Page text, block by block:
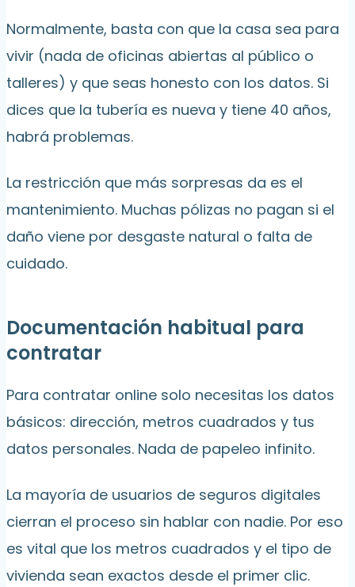
Normalmente, basta con que la casa sea para
vivir (nada de oficinas abiertas al público o
talleres) y que seas honesto con los datos. Si
dices que la tubería es nueva y tiene 40 años,
habrá problemas.
La restricción que más sorpresas da es el
mantenimiento. Muchas pólizas no pagan si el
daño viene por desgaste natural o falta de
cuidado.
Documentación habitual para
contratar
Para contratar online solo necesitas los datos
básicos: dirección, metros cuadrados y tus
datos personales. Nada de papeleo infinito.
La mayoría de usuarios de seguros digitales
cierran el proceso sin hablar con nadie. Por eso
es vital que los metros cuadrados y el tipo de
vivienda sean exactos desde el primer clic.